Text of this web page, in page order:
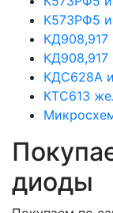
К573РФ5
КДС628А
КТС613
диоды